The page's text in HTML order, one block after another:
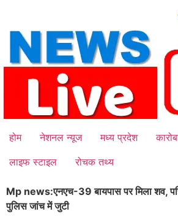
content
होम नेशनल न्यूज मध्य प्रदेश
लाइफ स्टाइल
रोचक तथ्य
Mp news:एनएच-39 बायपास पर मिला शव,
पुलिस जांच में जुटी